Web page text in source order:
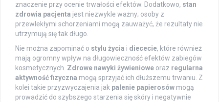
znaczenie przy ocenie trwałości efektów. Dodatkowo, stan
zdrowia pacjenta jest niezwykle ważny; osoby z
przewlekłymi schorzeniami mogą zauważyć, że rezultaty nie
utrzymują się tak długo.
Nie można zapominać o stylu życia i diececie, które również
mają ogromny wpływ na długowieczność efektów zabiegów
kosmetycznych. Zdrowe nawyki żywieniowe oraz regularna
aktywność fizyczna mogą sprzyjać ich dłuższemu trwaniu. Z
kolei takie przyzwyczajenia jak palenie papierosów mogą
prowadzić do szybszego starzenia się skóry i negatywnie